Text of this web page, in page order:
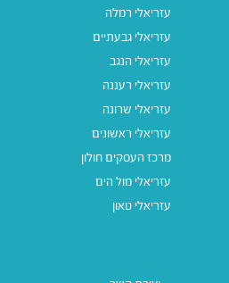
עזריאלי רמלה
עזריאלי גבעתיים
עזריאלי הנגב
עזריאלי רעננה
עזריאלי שרונה
עזריאלי ראשונים
מרכז העסקים חולון
עזריאלי מול הים
עזריאלי טאון